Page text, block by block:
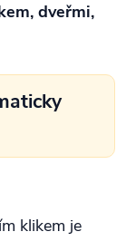
dveřmi,
klikem je